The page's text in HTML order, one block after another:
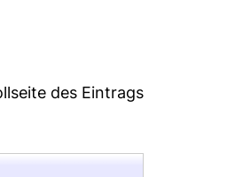
des Eintrags